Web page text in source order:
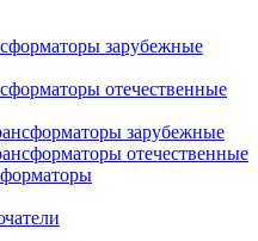
зарубежные
отечественные
зарубежные
отечественные